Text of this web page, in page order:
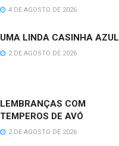
4 DE AGOSTO DE 2026
UMA LINDA CASINHA AZUL
2 DE AGOSTO DE 2026
LEMBRANÇAS COM
TEMPEROS DE AVÓ
2 DE AGOSTO DE 2026